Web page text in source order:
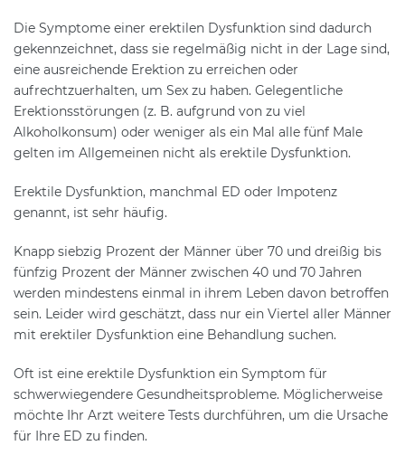
Die Symptome einer erektilen Dysfunktion sind dadurch
gekennzeichnet, dass sie regelmäßig nicht in der Lage sind,
eine ausreichende Erektion zu erreichen oder
aufrechtzuerhalten, um Sex zu haben. Gelegentliche
Erektionsstörungen (z. B. aufgrund von zu viel
Alkoholkonsum) oder weniger als ein Mal alle fünf Male
gelten im Allgemeinen nicht als erektile Dysfunktion.
Erektile Dysfunktion, manchmal ED oder Impotenz
genannt, ist sehr häufig.
Knapp siebzig Prozent der Männer über 70 und dreißig bis
fünfzig Prozent der Männer zwischen 40 und 70 Jahren
werden mindestens einmal in ihrem Leben davon betroffen
sein. Leider wird geschätzt, dass nur ein Viertel aller Männer
mit erektiler Dysfunktion eine Behandlung suchen.
Oft ist eine erektile Dysfunktion ein Symptom für
schwerwiegendere Gesundheitsprobleme. Möglicherweise
möchte Ihr Arzt weitere Tests durchführen, um die Ursache
für Ihre ED zu finden.